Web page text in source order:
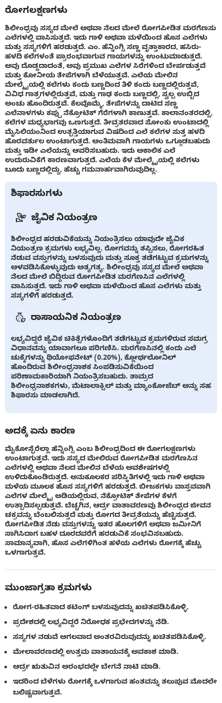
ರೋಗಲಕ್ಷಣಗಳು
ಶಿಲೀಂಧ್ರವು ಸಸ್ಯದ ಮೇಲೆ ಅಥವಾ ನೆಲದ ಮೇಲೆ ರೋಗಪೀಡಿತ ಮರಗೆಣಸು
ಎಲೆಗಳಲ್ಲಿ ವಾಸಿಸುತ್ತದೆ. ಇದು ಗಾಳಿ ಅಥವಾ ಮಳೆಯಿಂದ ಹೊಸ ಎಲೆಗಳು
ಮತ್ತು ಸಸ್ಯಗಳಿಗೆ ಹರಡುತ್ತದೆ. ಎಂ. ಹೆನ್ನಿಂಗ್ಸಿ ಸಣ್ಣ ವೃತ್ತಾಕಾರದ, ಹಸಿರು-
ಹಳದಿ ಕಲೆಗಳಂತೆ ಪ್ರಾರಂಭವಾಗುವ ಗಾಯಗಳನ್ನು ಉಂಟುಮಾಡುತ್ತದೆ.
ಅವು ದೊಡ್ಡದಾದಂತೆ, ಅವು ಪ್ರಮುಖ ಎಲೆಗಳ ಸಿರೆಗಳಿಂದ ಬೇರ್ಪಡುತ್ತವೆ
ಮತ್ತು ಕೋನೀಯ ತೇಪೆಗಳಾಗಿ ಬೆಳೆಯುತ್ತವೆ. ಎಲೆಯ ಮೇಲಿನ
ಮೇಲ್ಮೈಯಲ್ಲಿ ಕಲೆಗಳು ಕಂದು ಬಣ್ಣದಿಂದ ತಿಳಿ ಕಂದು ಬಣ್ಣದಲ್ಲಿರುತ್ತವೆ,
ವಿವಿಧ ಗಾತ್ರಗಳಲ್ಲಿರುತ್ತವೆ, ಮತ್ತು ಗಾಢ ಕಂದು ಬಣ್ಣದಲ್ಲಿ, ಸ್ವಲ್ಪ ಉಬ್ಬಿದ
ಅಂಚು ಹೊಂದಿರುತ್ತವೆ. ಕೆಲವೊಮ್ಮೆ, ತೇಪೆಗಳನ್ನು ದಾಟಿದ ಸಣ್ಣ
ಎಲೆನಾಳಗಳು ಕಪ್ಪು ನೆಕ್ರೋಟಿಕ್ ಗೆರೆಗಳಾಗಿ ಕಾಣುತ್ತವೆ. ಕಾಲಾನಂತರದಲ್ಲಿ,
ಕಲೆಗಳ ಮಧ್ಯಭಾಗವು ಒಣಗುತ್ತದೆ. ತೀವ್ರತರವಾದ ಸೋಂಕು ಉಂಟಾದಲ್ಲಿ
ಮೈಸಿಲಿಯಂನಿಂದ ಉತ್ಪತ್ತಿಯಾಗುವ ವಿಷದಿಂದ ಎಲೆ ಕಲೆಗಳ ಸುತ್ತ ಹಳದಿ
ಹೊರವರ್ತುಲ ಉಂಟಾಗುತ್ತದೆ. ಅಂತಿಮವಾಗಿ ಗಾಯಗಳು ಒಗ್ಗೂಡಬಹುದು
ಮತ್ತು ಇಡೀ ಎಲೆಯನ್ನು ಆವರಿಸಬಹುದು. ಇದು ಅಕಾಲಿಕ ಎಲೆ
ಉದುರುವಿಕೆಗೆ ಕಾರಣವಾಗುತ್ತದೆ. ಎಲೆಯ ಕೆಳ ಮೇಲ್ಮೈಯಲ್ಲಿ ಕಲೆಗಳು
ಬೂದು ಬಣ್ಣದಲ್ಲಿದ್ದು, ಹೆಚ್ಚು ಗಮನಾರ್ಹವಾಗಿರುವುದಿಲ್ಲ.
ಶಿಫಾರಸುಗಳು
ಜೈವಿಕ ನಿಯಂತ್ರಣ
ಶಿಲೀಂಧ್ರದ ಹರಡುವಿಕೆಯನ್ನು ನಿಯಂತ್ರಿಸಲು ಯಾವುದೇ ಜೈವಿಕ
ನಿಯಂತ್ರಣ ಕ್ರಮಗಳು ಲಭ್ಯವಿಲ್ಲ. ರೋಗವನ್ನು ತಪ್ಪಿಸಲು, ರೋಗರಹಿತ
ನೆಡುವ ವಸ್ತುಗಳನ್ನು ಬಳಸುವುದು ಮತ್ತು ಸೂಕ್ತ ತಡೆಗಟ್ಟುವ ಕ್ರಮಗಳನ್ನು
ಅಳವಡಿಸಿಕೊಳ್ಳುವುದು ಅತ್ಯಗತ್ಯ. ಶಿಲೀಂಧ್ರವು ಸಸ್ಯದ ಮೇಲೆ ಅಥವಾ
ನೆಲದ ಮೇಲೆ ಬಿದ್ದಿರುವ ರೋಗಪೀಡಿತ ಮರಗೆಣಸಿನ ಎಲೆಗಳಲ್ಲಿ
ವಾಸಿಸುತ್ತದೆ. ಇದು ಗಾಳಿ ಅಥವಾ ಮಳೆಯಿಂದ ಹೊಸ ಎಲೆಗಳು ಮತ್ತು
ಸಸ್ಯಗಳಿಗೆ ಹರಡುತ್ತದೆ.
ರಾಸಾಯನಿಕ ನಿಯಂತ್ರಣ
ಲಭ್ಯವಿದ್ದರೆ ಜೈವಿಕ ಚಿಕಿತ್ಸೆಗಳೊಂದಿಗೆ ತಡೆಗಟ್ಟುವ ಕ್ರಮಗಳಿರುವ ಸಮಗ್ರ
ವಿಧಾನವನ್ನು ಯಾವಾಗಲೂ ಪರಿಗಣಿಸಿ. ಮರಗೆಣಸಿನಲ್ಲಿ ಕಂದು ಎಲೆ
ಚುಕ್ಕೆಗಳನ್ನು ಥಿಯೋಫನೇಟ್ (0.20%), ಕ್ಲೋರ್ಥಲೋನಿಲ್
ಹೊಂದಿರುವ ಶಿಲೀಂಧ್ರನಾಶಕ ಸಿಂಪಡಿಸುವಿಕೆಯಿಂದ
ಪರಿಣಾಮಕಾರಿಯಾಗಿ ನಿಯಂತ್ರಿಸಬಹುದು. ತಾಮ್ರದ
ಶಿಲೀಂಧ್ರನಾಶಕಗಳು, ಮೆಟಾಲಾಕ್ಸಿಲ್ ಮತ್ತು ಮ್ಯಾಂಕೋಜೆಬ್ ಅನ್ನು ಸಹ
ಶಿಫಾರಸು ಮಾಡಲಾಗಿದೆ.
ಅದಕ್ಕೆ ಏನು ಕಾರಣ
ಮೈಕೋಸ್ಫೆರೆಲ್ಲಾ ಹೆನ್ನಿಂಗ್ಸಿ ಎಂಬ ಶಿಲೀಂಧ್ರದಿಂದ ಈ ರೋಗಲಕ್ಷಣಗಳು
ಉಂಟಾಗುತ್ತವೆ. ಇದು ಸಸ್ಯದ ಮೇಲಿರುವ ರೋಗಪೀಡಿತ ಮರಗೆಣಸಿನ
ಎಲೆಗಳಲ್ಲಿ ಅಥವಾ ನೆಲದ ಮೇಲಿನ ಬೆಳೆಯ ಅವಶೇಷಗಳಲ್ಲಿ
ಉಳಿದುಕೊಂಡಿರುತ್ತದೆ. ಅನುಕೂಲಕರ ಪರಿಸ್ಥಿತಿಗಳಲ್ಲಿ ಇದು ಗಾಳಿ ಅಥವಾ
ಮಳೆಯ ಮೂಲಕ ಹೊಸ ಸಸ್ಯಗಳಿಗೆ ಹರಡುತ್ತದೆ. ಬೀಜಕಗಳು ವಾಸ್ತವವಾಗಿ
ಎಲೆಗಳ ಮೇಲ್ಮೈ ಅಡಿಯಲ್ಲಿರುವ, ನೆಕ್ರೋಟಿಕ್ ತೇಪೆಗಳ ಕೆಳಗೆ
ಉತ್ಪಾದಿಸಲ್ಪಡುತ್ತವೆ. ಬೆಚ್ಚಗಿನ, ಆರ್ದ್ರ ವಾತಾವರಣವು ಶಿಲೀಂಧ್ರದ ಜೀವನ
ಚಕ್ರವನ್ನು ಬೆಂಬಲಿಸುತ್ತದೆ ಮತ್ತು ರೋಗದ ತೀವ್ರತೆಯನ್ನು ಹೆಚ್ಚಿಸುತ್ತದೆ.
ರೋಗಪೀಡಿತ ನೆಡು ವಸ್ತುಗಳನ್ನು ಇತರ ಹೊಲಗಳಿಗೆ ಅಥವಾ ಜಮೀನಿಗೆ
ಸಾಗಿಸಿದಾಗ ಬಹಳ ದೂರದವರೆಗೆ ಹರಡುವಿಕೆ ಸಂಭವಿಸಬಹುದು.
ಸಾಮಾನ್ಯವಾಗಿ, ಹೊಸ ಎಲೆಗಳಿಗಿಂತ ಹಳೆಯ ಎಲೆಗಳು ರೋಗಕ್ಕೆ ಹೆಚ್ಚು
ಒಳಗಾಗುತ್ತವೆ.
ಮುಂಜಾಗ್ರತಾ ಕ್ರಮಗಳು
ರೋಗ-ರಹಿತವಾದ ಕಟಿಂಗ್ ಬಳಸುವುದನ್ನು ಖಚಿತಪಡಿಸಿಕೊಳ್ಳಿ.
ಪ್ರದೇಶದಲ್ಲಿ ಲಭ್ಯವಿದ್ದರೆ ನಿರೋಧಕ ಪ್ರಭೇದಗಳನ್ನು ನೆಡಿ.
ಸಸ್ಯಗಳ ನಡುವೆ ಅಗಲವಾದ ಅಂತರವಿರುವುದನ್ನು ಖಚಿತಪಡಿಸಿಕೊಳ್ಳಿ.
ಮೇಲಾವರಣದಲ್ಲಿ ಉತ್ತಮ ವಾತಾಯನಕ್ಕೆ ಅವಕಾಶ ಮಾಡಿ.
ಆರ್ದ್ರ ಋತುವಿನ ಅರಂಭದಲ್ಲೇ ಬೇಗನೆ ನಾಟಿ ಮಾಡಿ.
ಇದರಿಂದ ಬೆಳೆಗಳು ರೋಗಕ್ಕೆ ಒಳಗಾಗುವ ಹಂತವನ್ನು ತಲುಪುವ ಮೊದಲೇ
ಬಲಿಷ್ಚವಾಗುತ್ತವೆ.